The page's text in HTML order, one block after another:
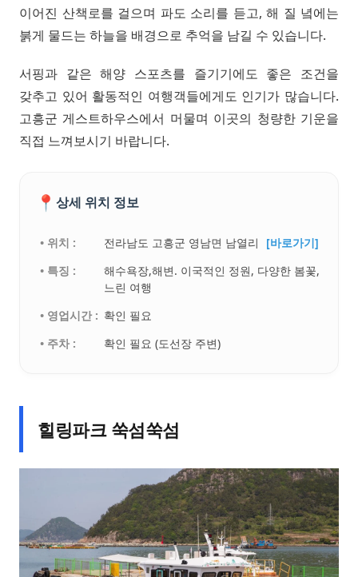
이어진 산책로를 걸으며 파도 소리를 듣고, 해 질 녘에는
붉게 물드는 하늘을 배경으로 추억을 남길 수 있습니다.
서핑과 같은 해양 스포츠를 즐기기에도 좋은 조건을
갖추고 있어 활동적인 여행객들에게도 인기가 많습니다.
고흥군 게스트하우스에서 머물며 이곳의 청량한 기운을
직접 느껴보시기 바랍니다.
📍 상세 위치 정보
• 위치 : 전라남도 고흥군 영남면 남열리
[바로가기]
• 특징 :
해수욕장,해변. 이국적인 정원, 다양한 봄꽃,
느린 여행
• 영업시간 : 확인 필요
• 주차 :
확인 필요 (도선장 주변)
힐링파크 쑥섬쑥섬